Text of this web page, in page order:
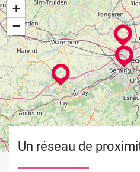
+
−
Un réseau de